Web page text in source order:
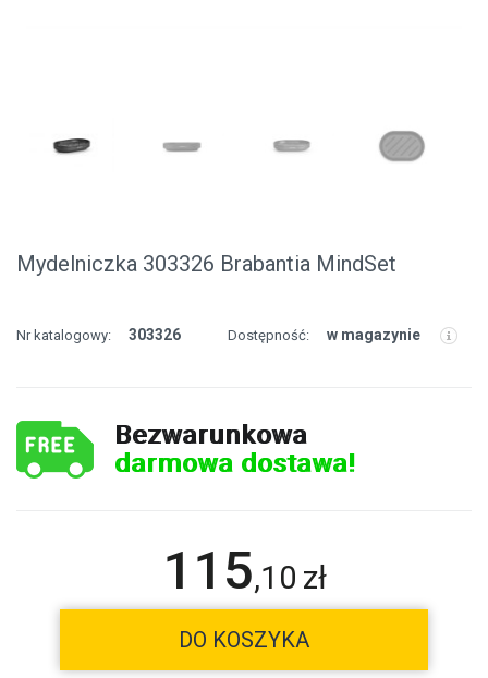
Mydelniczka 303326 Brabantia MindSet
Nr katalogowy: 303326 Dostępność: w magazynie
Bezwarunkowa
darmowa dostawa!
115,10 zł
DO KOSZYKA